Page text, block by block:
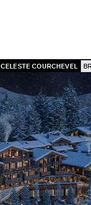
CELESTE COURCHEVEL